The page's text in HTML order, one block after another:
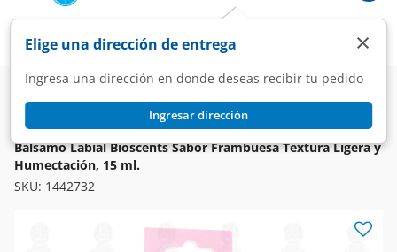
Elige una dirección de entrega
Ingresa una dirección en donde deseas recibir tu pedido
Ingresar dirección
×
Super Higiene y Belleza
Cuidado Facial
Protectores Labiales
BIOSCENTS
Bálsamo Labial Bioscents Sabor Frambuesa Textura Ligera y
Humectación, 15 ml.
SKU: 1442732